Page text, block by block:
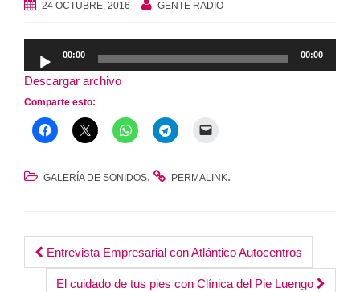
24 OCTUBRE, 2016 GENTE RADIO
de
audio
00:00 00:00
Descargar archivo
Comparte esto:
GALERÍA DE SONIDOS. PERMALINK.
Post
Entrevista Empresarial con Atlántico Autocentros
El cuidado de tus pies con Clínica del Pie Luengo